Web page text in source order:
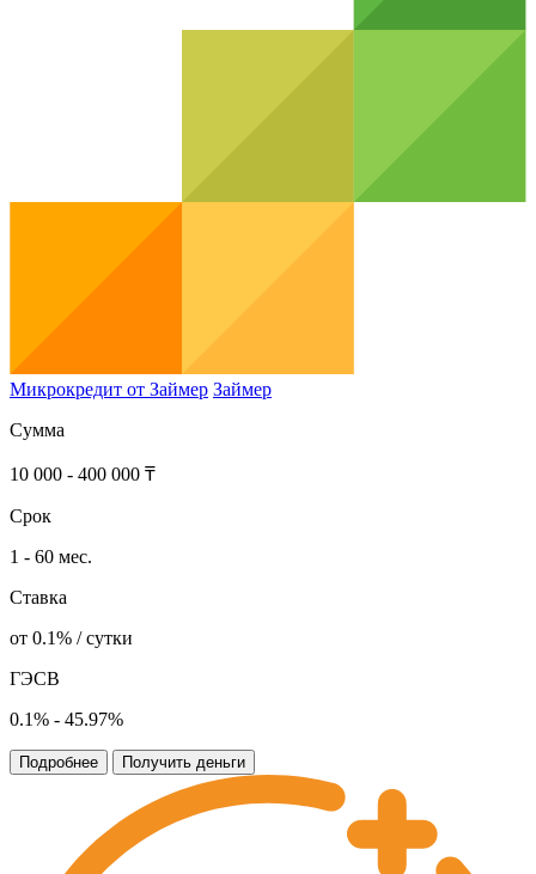
Микрокредит от Займер Займер
Сумма
10 000 - 400 000 ₸
Срок
1 - 60 мес.
Ставка
от 0.1% / сутки
ГЭСВ
0.1% - 45.97%
Подробнее Получить деньги